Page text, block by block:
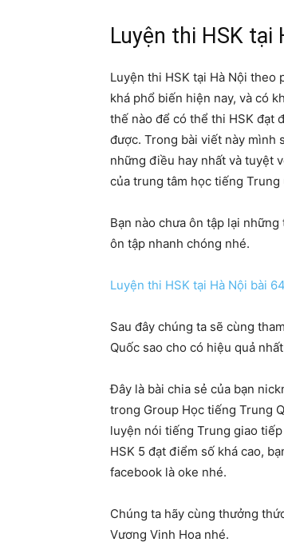
Luyện thi HSK
Luyện thi HSK tại Hà Nội theo
khá phổ biến hiện nay, và có
thế nào để có thể thi HSK đạt
được. Trong bài viết này mình
những điều hay nhất và tuyệt
của trung tâm học tiếng
Bạn nào chưa ôn tập lại
ôn tập nhanh chóng nhé.
Luyện thi HSK tại Hà Nội bài 64
Sau đây chúng ta sẽ cùng
Quốc sao cho có hiệu quả
Đây là bài chia sẻ của bạn
trong Group Học tiếng Trung
luyện nói tiếng Trung giao
HSK 5 đạt điểm số khá cao,
facebook là oke nhé.
Chúng ta hãy cùng thưởng
Vương Vinh Hoa nhé.